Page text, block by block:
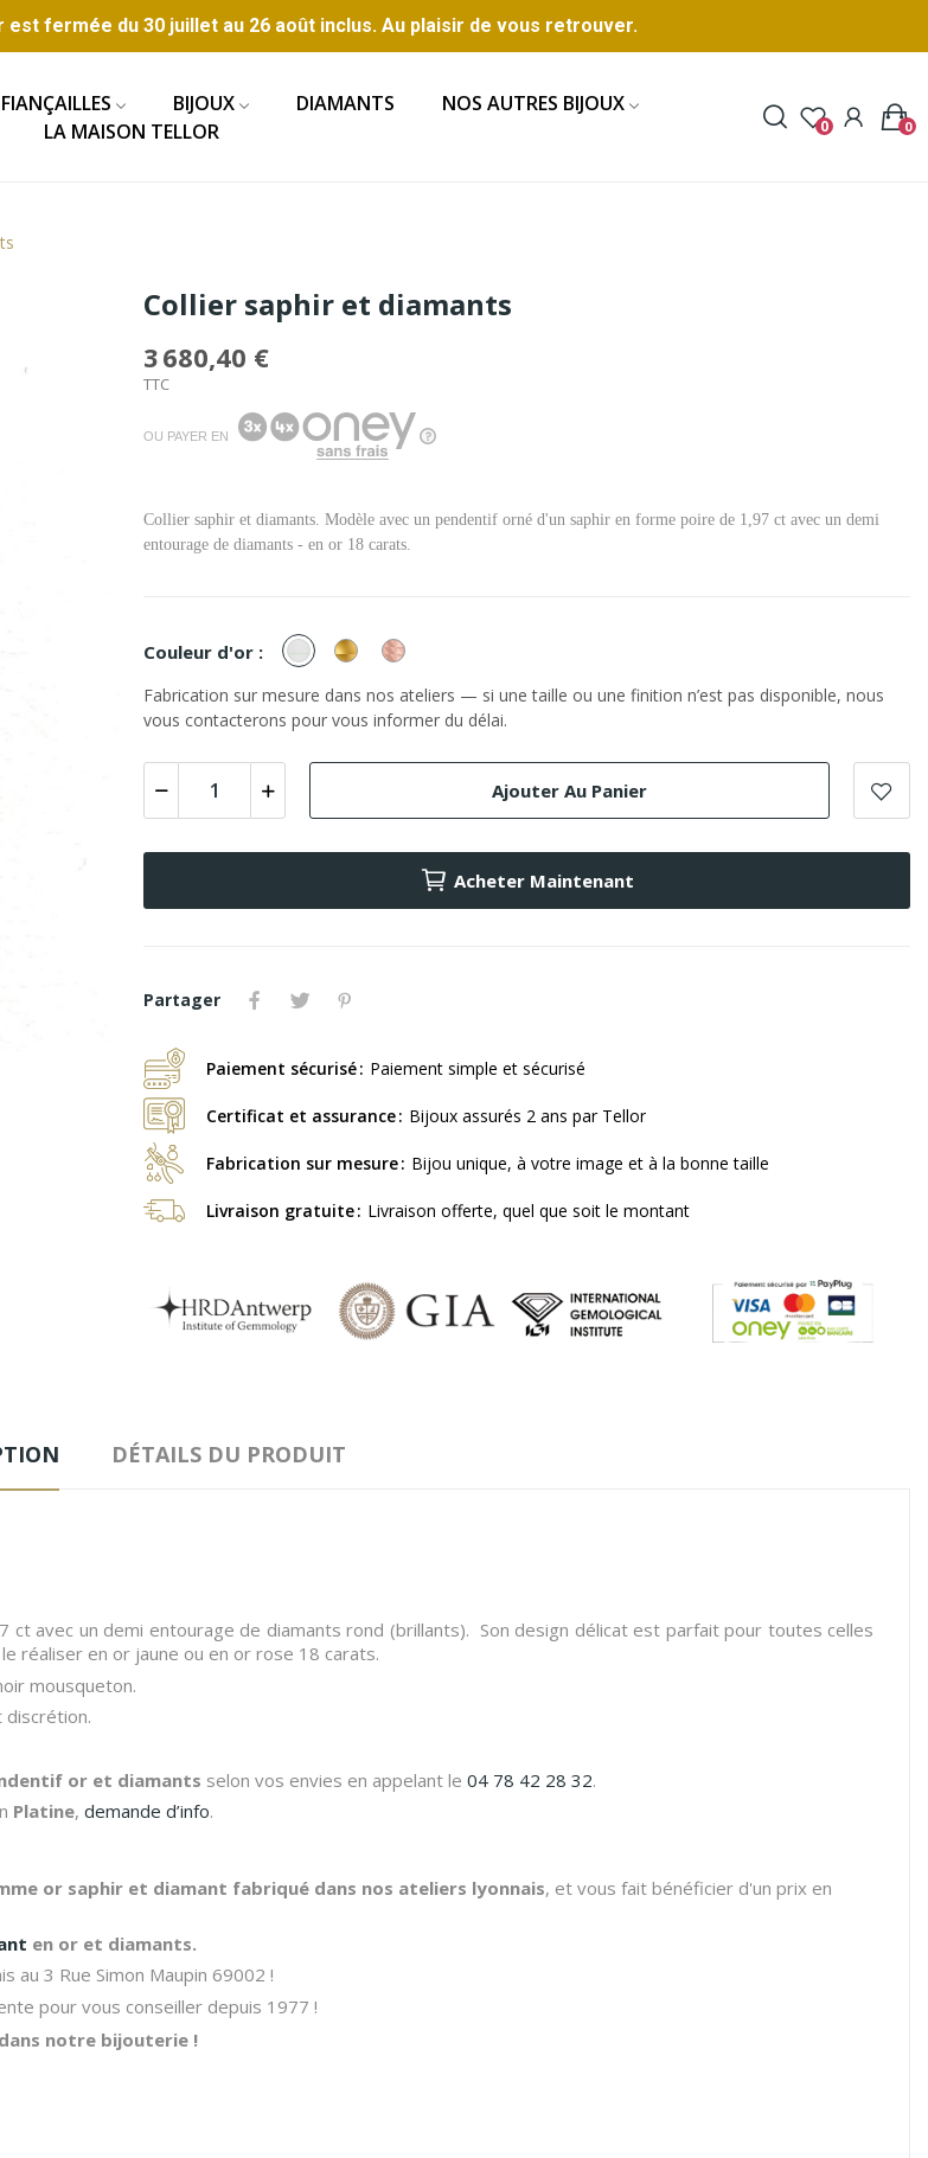
fermée du 30 juillet au 26 août inclus. Au plaisir de vous retrouver.
BIJOUX DIAMANTS
NOS AUTRES BIJOUX
LA MAISON TELLOR
0 0
Collier saphir et diamants
3 680,40 €
TTC
OU PAYER EN
Collier saphir et diamants. Modèle avec un pendentif orné d'un saphir en forme poire de 1,97 ct avec un demi
entourage de diamants - en or 18 carats.
Couleur d'or : or
Blanc
or
Jaune
or
Rose
Fabrication sur mesure dans nos ateliers — si une taille ou une finition n’est pas disponible, nous
vous contacterons pour vous informer du délai.
Ajouter Au Panier
Acheter Maintenant
Partager
Paiement sécurisé Paiement simple et sécurisé
Certificat et assurance Bijoux assurés 2 ans par Tellor
Fabrication sur mesure Bijou unique, à votre image et à la bonne taille
Livraison gratuite Livraison offerte, quel que soit le montant
DÉTAILS DU PRODUIT
avec un demi entourage de diamants rond (brillants). Son design délicat est parfait pour toutes celles
réaliser en or jaune ou en or rose 18 carats.
mousqueton.
discrétion.
or et diamants selon vos envies en appelant le 04 78 42 28 32.
Platine, demande d’info.
or saphir et diamant fabriqué dans nos ateliers lyonnais, et vous fait bénéficier d'un prix en
en or et diamants.
au 3 Rue Simon Maupin 69002 !
pour vous conseiller depuis 1977 !
notre bijouterie !